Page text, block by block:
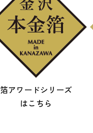
箔アワードシリーズ
はこちら